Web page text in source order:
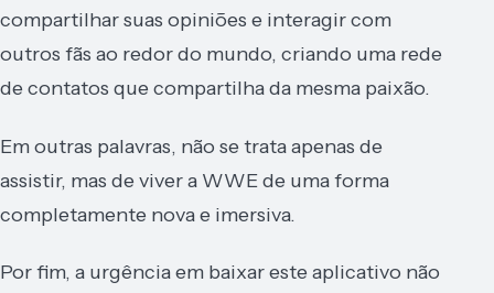
compartilhar suas opiniões e interagir com
outros fãs ao redor do mundo, criando uma rede
de contatos que compartilha da mesma paixão.
Em outras palavras, não se trata apenas de
assistir, mas de viver a WWE de uma forma
completamente nova e imersiva.
Por fim, a urgência em baixar este aplicativo não